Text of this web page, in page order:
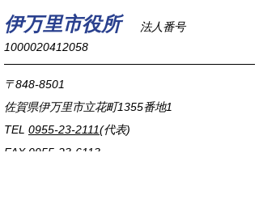
伊万里市役所
法人番号
1000020412058
〒848-8501
佐賀県伊万里市立花町1355番地1
TEL 0955-23-2111(代表)
FAX 0955-23-6113